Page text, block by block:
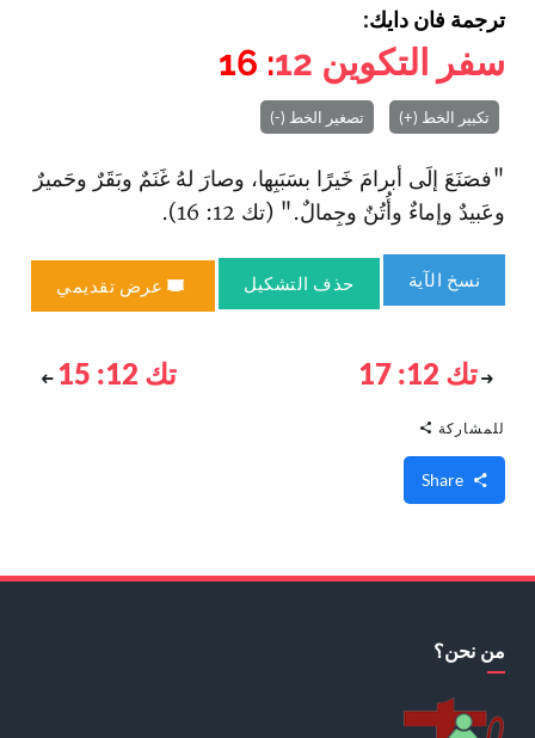
ترجمة فان دايك:
سفر التكوين 12
: 16
تكبير الخط (+) تصغير الخط (-)
"فصَنَعَ إلَى أبرامَ خَيرًا بسَبَبِها، وصارَ لهُ غَنَمٌ وبَقَرٌ وحَميرٌ
وعَبيدٌ وإماءٌ وأُتُنٌ وجِمالٌ." (تك 12: 16).
نسخ الآية حذف التشكيل عرض تقديمي
تك 12: 17 تك 12: 15
للمشاركة
من نحن؟